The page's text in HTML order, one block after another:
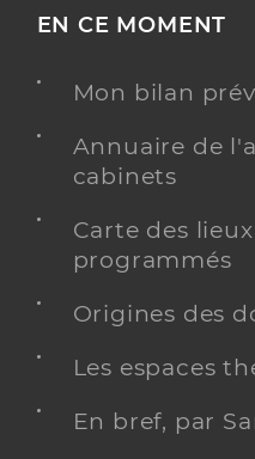
EN CE MOMENT
Mon bilan
Annuaire de
cabinets
Carte des
programmés
Origines des
Les espaces
En bref, par